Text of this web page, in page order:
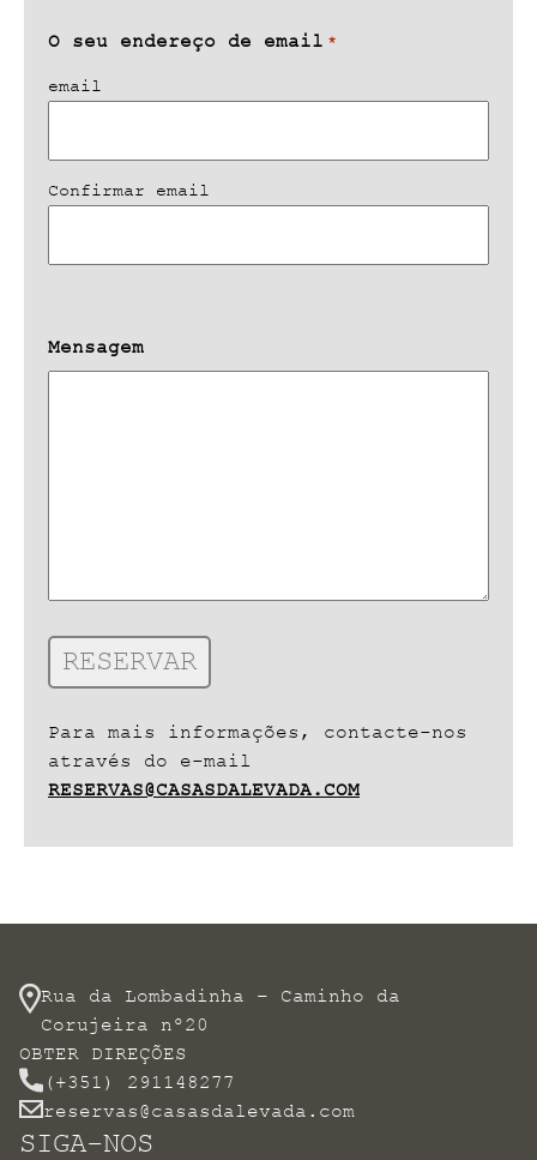
O seu endereço de email *
email
Confirmar email
Mensagem
Para mais informações, contacte-nos
através do e-mail
RESERVAS@CASASDALEVADA.COM
Rua da Lombadinha – Caminho da
Corujeira nº20
OBTER DIREÇÕES
(+351) 291148277
reservas@casasdalevada.com
SIGA-NOS